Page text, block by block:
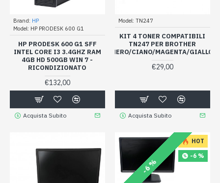
Brand: HP
Model: HP PRODESK 600 G1
HP PRODESK 600 G1 SFF
INTEL CORE I3 3.4GHZ RAM
4GB HD 500GB WIN 7 -
RICONDIZIONATO
€132,00
Acquista Subito
Model: TN247
KIT 4 TONER COMPATIBILI
TN247 PER BROTHER
NERO/CIANO/MAGENTA/GIALLO
€29,00
Acquista Subito
HOT
-6 %
-6 %